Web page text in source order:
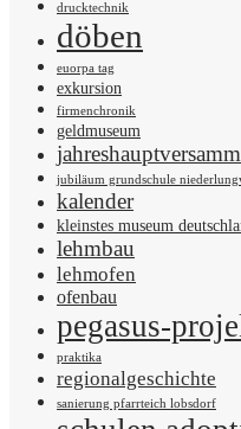
drucktechnik
döben
euorpa tag
exkursion
firmenchronik
geldmuseum
jubiläum grundschule
kalender
kleinstes museum
lehmbau
lehmofen
ofenbau
pegasus-
praktika
regionalgeschichte
sanierung pfarrteich lobsdorf